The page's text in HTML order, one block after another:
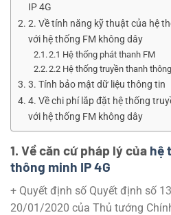
IP 4G
2. Về tính năng kỹ thuật của hệ
với hệ thống FM không dây
2.1 Hệ thống phát thanh FM
2.2 Hệ thống truyền thanh
3. Tính bảo mật dữ liệu thông tin
4. Về chi phí lắp đặt hệ thống
với hệ thống FM không dây
1. Về căn cứ pháp lý của hệ
thông minh IP 4G
+ Quyết định số Quyết định số
20/01/2020 của Thủ tướng